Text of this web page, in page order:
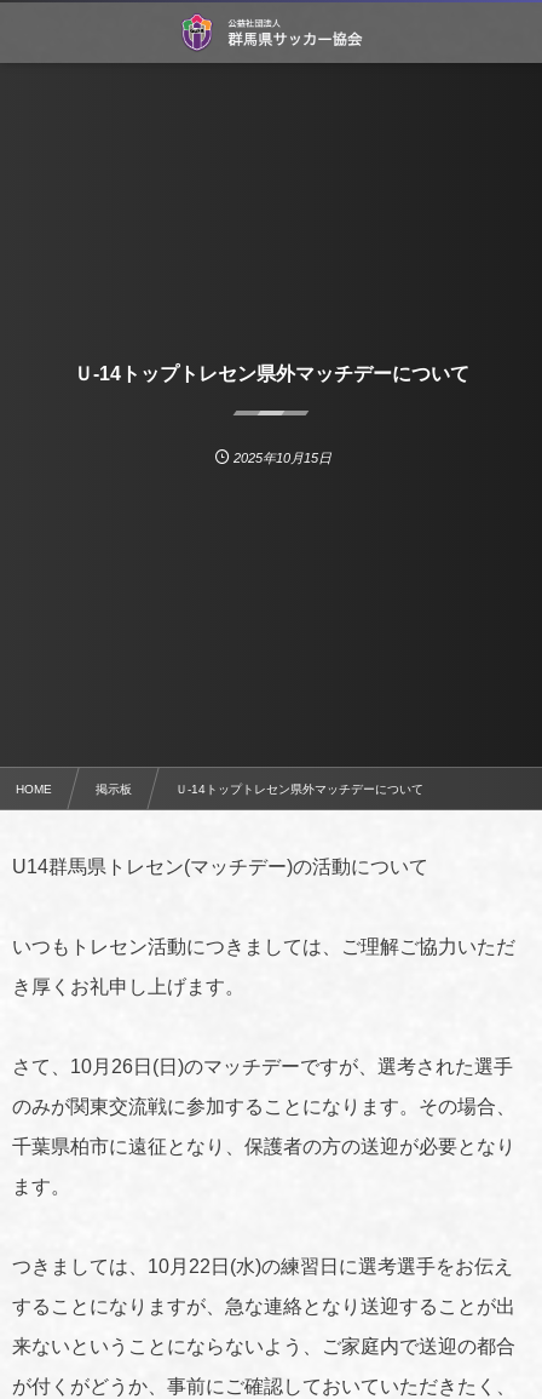
Ｕ-14トップトレセン県外マッチデーについて
2025年10月15日
HOME 掲示板 Ｕ-14トップトレセン県外マッチデーについて
U14群馬県トレセン(マッチデー)の活動について
いつもトレセン活動につきましては、ご理解ご協力いただ
き厚くお礼申し上げます。
さて、10月26日(日)のマッチデーですが、選考された選手
のみが関東交流戦に参加することになります。その場合、
千葉県柏市に遠征となり、保護者の方の送迎が必要となり
ます。
つきましては、10月22日(水)の練習日に選考選手をお伝え
することになりますが、急な連絡となり送迎することが出
来ないということにならないよう、ご家庭内で送迎の都合
が付くがどうか、事前にご確認しておいていただきたく、